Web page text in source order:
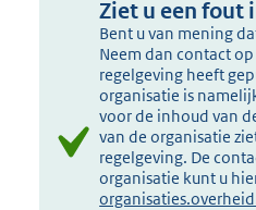
Ziet u een fout
Bent u van mening
Neem dan contact
regelgeving heeft
organisatie is
voor de inhoud van
van de organisatie
regelgeving. De
organisatie kunt u